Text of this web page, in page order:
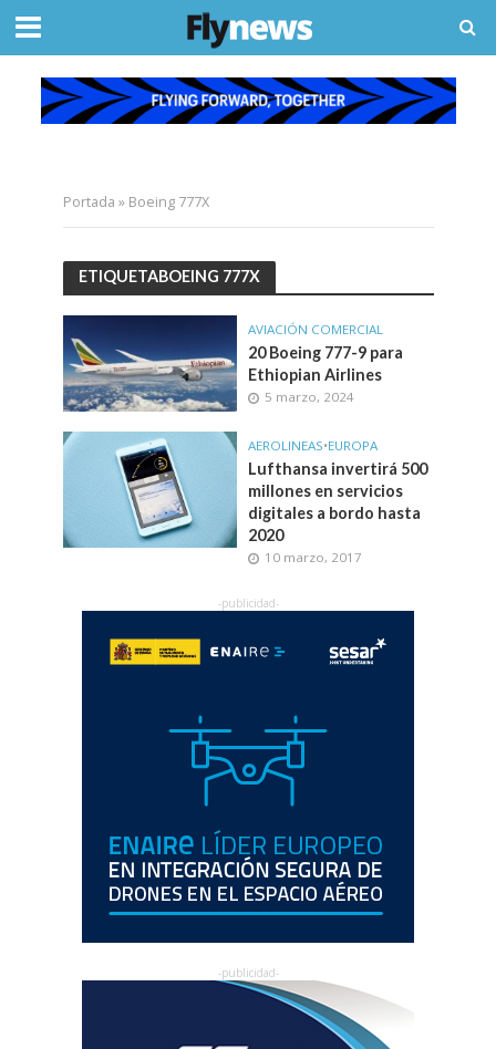
Portada » Boeing 777X
ETIQUETABOEING 777X
AVIACIÓN COMERCIAL
20 Boeing 777-9 para
Ethiopian Airlines
5 marzo, 2024
AEROLINEAS•EUROPA
Lufthansa invertirá 500
millones en servicios
digitales a bordo hasta
2020
10 marzo, 2017